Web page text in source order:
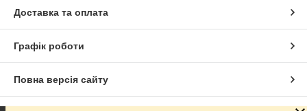
Доставка та оплата
Графік роботи
Повна версія сайту